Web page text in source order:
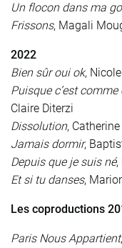
Un flocon dans ma
Frissons, Magali
2022
Bien sûr oui ok,
Puisque c’est
Claire Diterzi
Dissolution,
Jamais dormir,
Depuis que je suis né,
Et si tu danses,
Les coproductions
Paris Nous Appartient